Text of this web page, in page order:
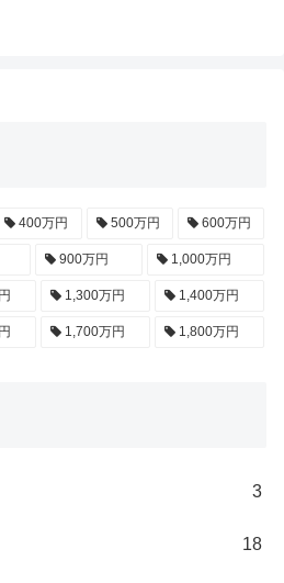
400万円 500万円 600万円
900万円 1,000万円
1,300万円 1,400万円
1,700万円 1,800万円
3
18